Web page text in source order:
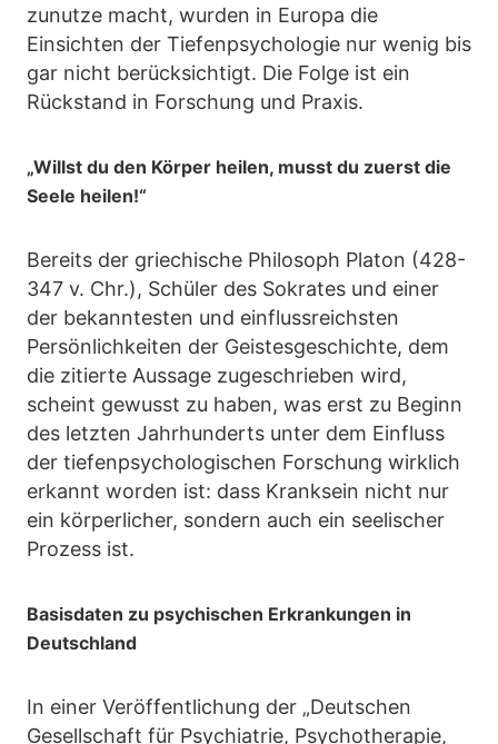
zunutze macht, wurden in Europa die
Einsichten der Tiefenpsychologie nur wenig bis
gar nicht berücksichtigt. Die Folge ist ein
Rückstand in Forschung und Praxis.
„Willst du den Körper heilen, musst du zuerst die
Seele heilen!“
Bereits der griechische Philosoph Platon (428-
347 v. Chr.), Schüler des Sokrates und einer
der bekanntesten und einflussreichsten
Persönlichkeiten der Geistesgeschichte, dem
die zitierte Aussage zugeschrieben wird,
scheint gewusst zu haben, was erst zu Beginn
des letzten Jahrhunderts unter dem Einfluss
der tiefenpsychologischen Forschung wirklich
erkannt worden ist: dass Kranksein nicht nur
ein körperlicher, sondern auch ein seelischer
Prozess ist.
Basisdaten zu psychischen Erkrankungen in
Deutschland
In einer Veröffentlichung der „Deutschen
Gesellschaft für Psychiatrie, Psychotherapie,